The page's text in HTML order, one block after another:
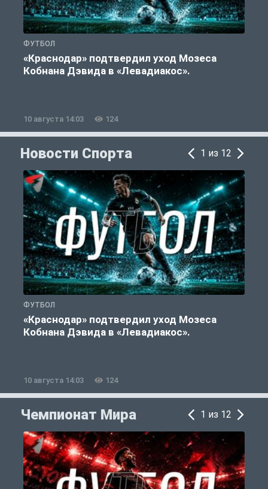
ФУТБОЛ
«Краснодар» подтвердил уход Мозеса
Кобнана Дэвида в «Левадиакос».
10 августа 14:03 124
Новости Спорта 1 из 12
ФУТБОЛ
«Краснодар» подтвердил уход Мозеса
Кобнана Дэвида в «Левадиакос».
10 августа 14:03 124
Чемпионат Мира 1 из 12